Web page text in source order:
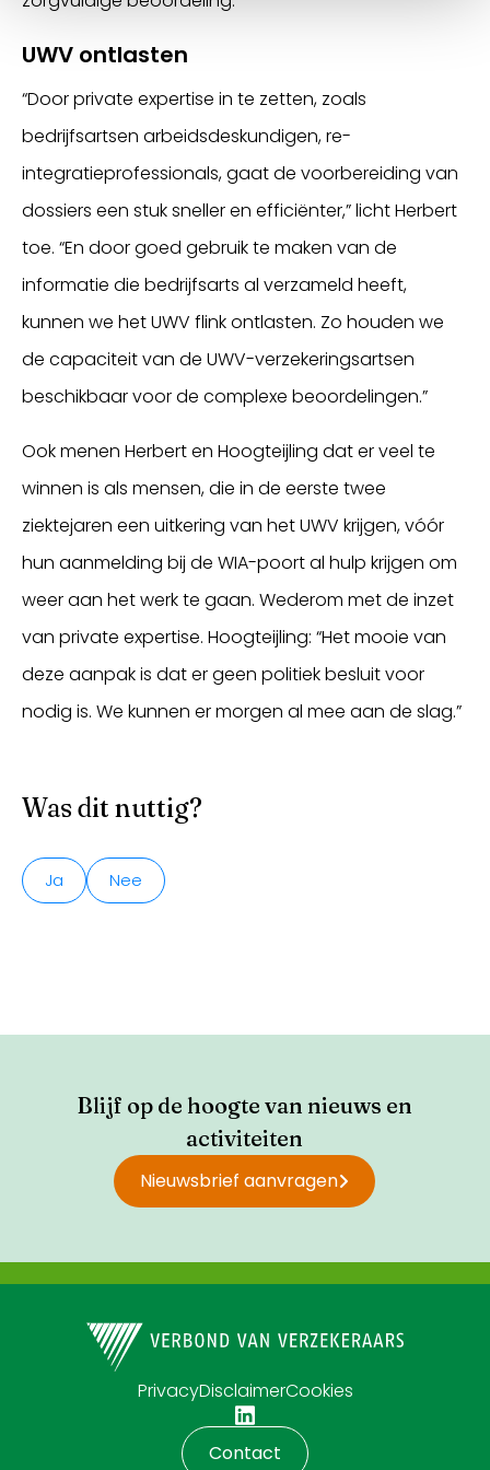
UWV ontlasten
“Door private expertise in te zetten, zoals
bedrijfsartsen arbeidsdeskundigen, re-
integratieprofessionals, gaat de voorbereiding van
dossiers een stuk sneller en efficiënter,” licht Herbert
toe. “En door goed gebruik te maken van de
informatie die bedrijfsarts al verzameld heeft,
kunnen we het UWV flink ontlasten. Zo houden we
de capaciteit van de UWV-verzekeringsartsen
beschikbaar voor de complexe beoordelingen.”
Ook menen Herbert en Hoogteijling dat er veel te
winnen is als mensen, die in de eerste twee
ziektejaren een uitkering van het UWV krijgen, vóór
hun aanmelding bij de WIA-poort al hulp krijgen om
weer aan het werk te gaan. Wederom met de inzet
van private expertise. Hoogteijling: “Het mooie van
deze aanpak is dat er geen politiek besluit voor
nodig is. We kunnen er morgen al mee aan de slag.”
Was dit nuttig?
Ja Nee
Blijf op de hoogte van nieuws en
activiteiten
Nieuwsbrief aanvragen
PrivacyDisclaimerCookies
Contact